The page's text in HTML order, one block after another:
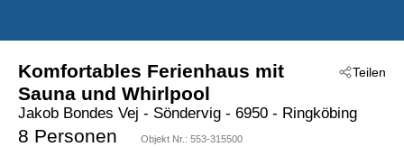
Teilen
Komfortables Ferienhaus mit
Sauna und Whirlpool
Jakob Bondes Vej - Söndervig - 6950 - Ringköbing
8 Personen Objekt Nr.: 553-315500